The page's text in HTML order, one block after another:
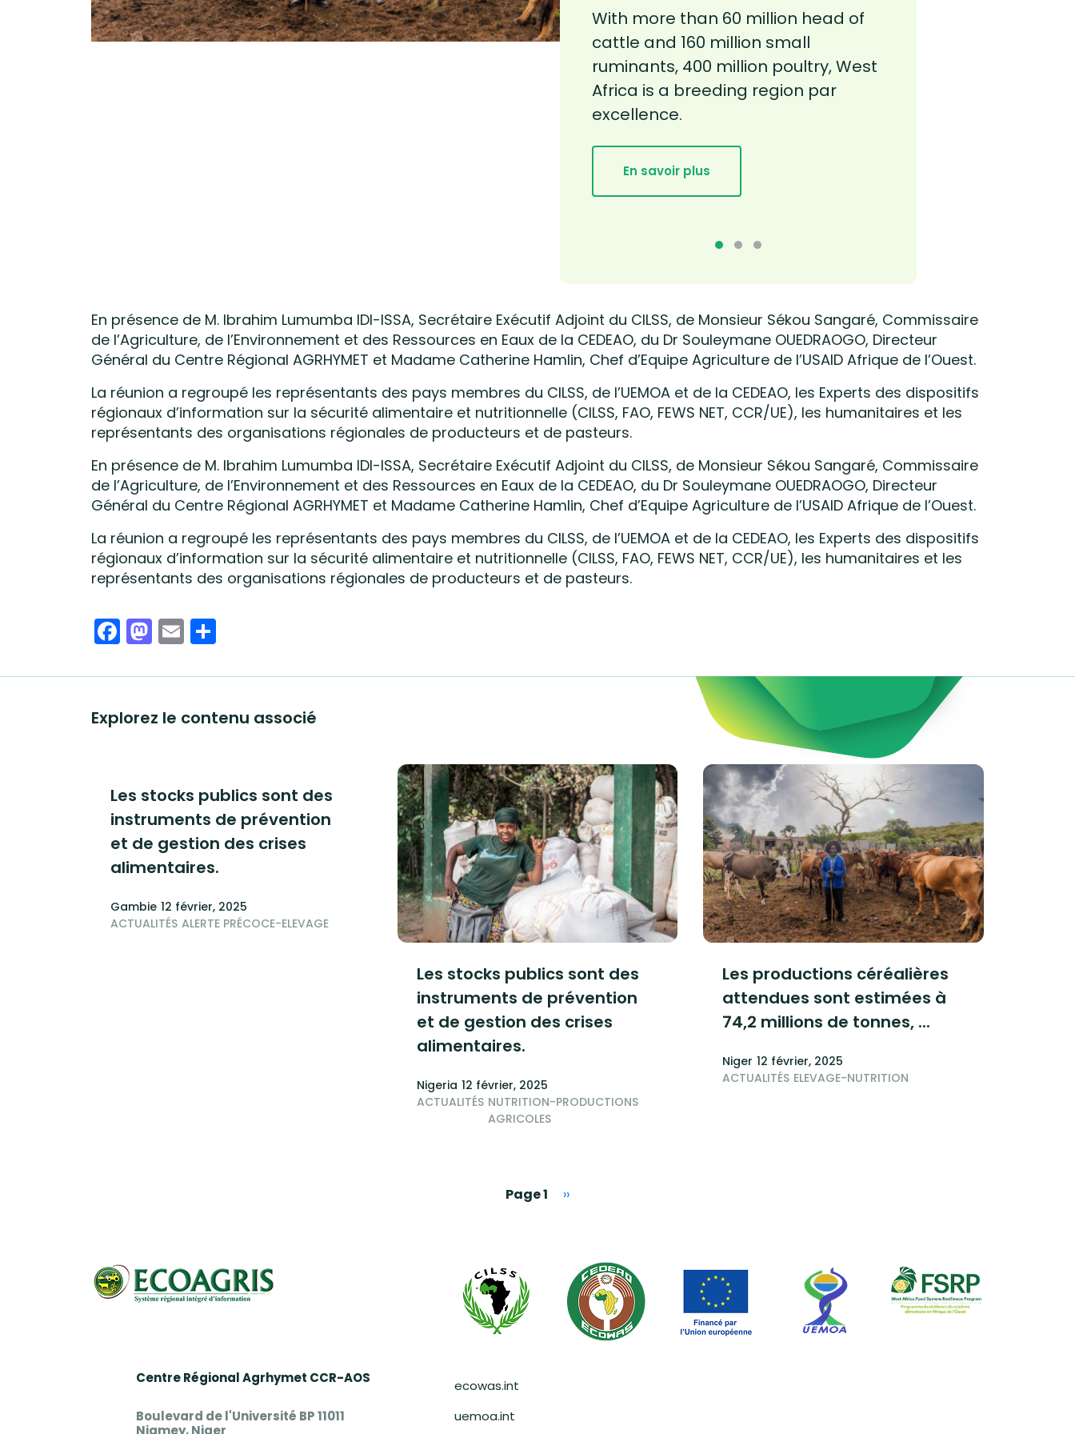
With more than 60 million head of
cattle and 160 million small
ruminants, 400 million poultry, West
Africa is a breeding region par
excellence.
En savoir plus
En présence de M. Ibrahim Lumumba IDI-ISSA, Secrétaire Exécutif Adjoint du CILSS, de Monsieur Sékou Sangaré, Commissaire
de l’Agriculture, de l’Environnement et des Ressources en Eaux de la CEDEAO, du Dr Souleymane OUEDRAOGO, Directeur
Général du Centre Régional AGRHYMET et Madame Catherine Hamlin, Chef d’Equipe Agriculture de l’USAID Afrique de l’Ouest.
La réunion a regroupé les représentants des pays membres du CILSS, de l’UEMOA et de la CEDEAO, les Experts des dispositifs
régionaux d’information sur la sécurité alimentaire et nutritionnelle (CILSS, FAO, FEWS NET, CCR/UE), les humanitaires et les
représentants des organisations régionales de producteurs et de pasteurs.
En présence de M. Ibrahim Lumumba IDI-ISSA, Secrétaire Exécutif Adjoint du CILSS, de Monsieur Sékou Sangaré, Commissaire
de l’Agriculture, de l’Environnement et des Ressources en Eaux de la CEDEAO, du Dr Souleymane OUEDRAOGO, Directeur
Général du Centre Régional AGRHYMET et Madame Catherine Hamlin, Chef d’Equipe Agriculture de l’USAID Afrique de l’Ouest.
La réunion a regroupé les représentants des pays membres du CILSS, de l’UEMOA et de la CEDEAO, les Experts des dispositifs
régionaux d’information sur la sécurité alimentaire et nutritionnelle (CILSS, FAO, FEWS NET, CCR/UE), les humanitaires et les
représentants des organisations régionales de producteurs et de pasteurs.
Facebook
Mastodon
Email
Explorez le contenu associé
Les stocks publics sont des
instruments de prévention
et de gestion des crises
alimentaires.
Gambie 12 février, 2025
ACTUALITÉS ALERTE PRÉCOCE-ELEVAGE
Les stocks publics sont des
instruments de prévention
et de gestion des crises
alimentaires.
Nigeria 12 février, 2025
ACTUALITÉS NUTRITION-PRODUCTIONS
AGRICOLES
Les productions céréalières
attendues sont estimées à
74,2 millions de tonnes, ...
Niger 12 février, 2025
ACTUALITÉS ELEVAGE-NUTRITION
Page 1 Page suivante
››
Centre Régional Agrhymet CCR-AOS
Boulevard de l'Université BP 11011
Niamey, Niger
Pied de page
ecowas.int
uemoa.int